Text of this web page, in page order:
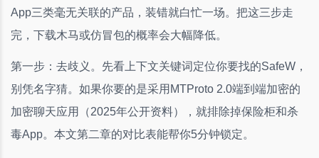
App三类毫无关联的产品，装错就白忙一场。把这三步走
完，下载木马或仿冒包的概率会大幅降低。
第一步：去歧义。先看上下文关键词定位你要找的SafeW，
别凭名字猜。如果你要的是采用MTProto 2.0端到端加密的
加密聊天应用（2025年公开资料），就排除掉保险柜和杀
毒App。本文第二章的对比表能帮你5分钟锁定。